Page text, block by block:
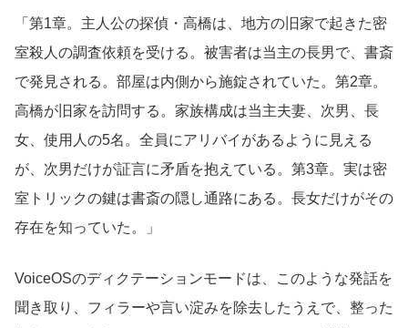
「第1章。主人公の探偵・高橋は、地方の旧家で起きた密
室殺人の調査依頼を受ける。被害者は当主の長男で、書斎
で発見される。部屋は内側から施錠されていた。第2章。
高橋が旧家を訪問する。家族構成は当主夫妻、次男、長
女、使用人の5名。全員にアリバイがあるように見える
が、次男だけが証言に矛盾を抱えている。第3章。実は密
室トリックの鍵は書斎の隠し通路にある。長女だけがその
存在を知っていた。」
VoiceOSのディクテーションモードは、このような発話を
聞き取り、フィラーや言い淀みを除去したうえで、整った